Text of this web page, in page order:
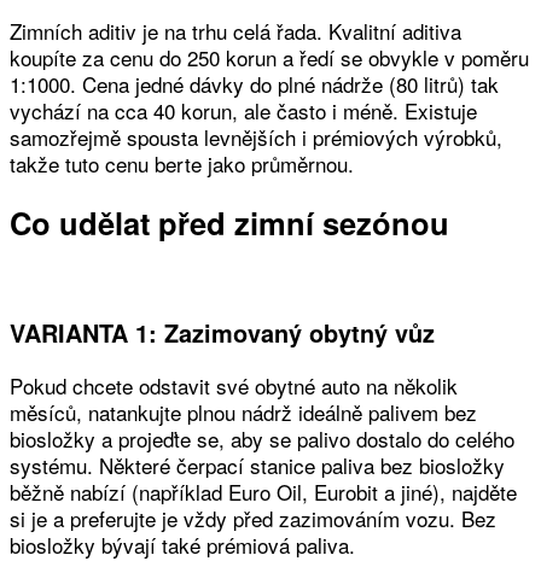
Zimních aditiv je na trhu celá řada. Kvalitní aditiva
koupíte za cenu do 250 korun a ředí se obvykle v poměru
1:1000. Cena jedné dávky do plné nádrže (80 litrů) tak
vychází na cca 40 korun, ale často i méně. Existuje
samozřejmě spousta levnějších i prémiových výrobků,
takže tuto cenu berte jako průměrnou.
Co udělat před zimní sezónou
VARIANTA 1: Zazimovaný obytný vůz
Pokud chcete odstavit své obytné auto na několik
měsíců, natankujte plnou nádrž ideálně palivem bez
biosložky a projeďte se, aby se palivo dostalo do celého
systému. Některé čerpací stanice paliva bez biosložky
běžně nabízí (například Euro Oil, Eurobit a jiné), najděte
si je a preferujte je vždy před zazimováním vozu. Bez
biosložky bývají také prémiová paliva.